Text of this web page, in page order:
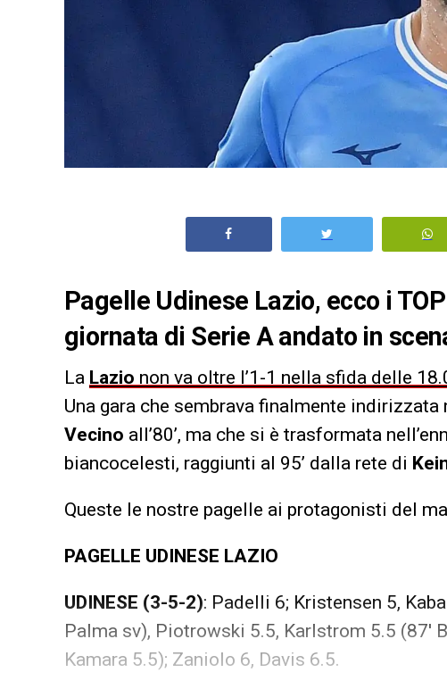
Pagelle Udinese Lazio, ecco i
giornata di Serie A andato in
La Lazio non va oltre l’1-1 nella sfida delle
Una gara che sembrava finalmente
Vecino all’80’, ma che si è trasformata
biancocelesti, raggiunti al 95’ dalla rete di
Queste le nostre pagelle ai protagonisti del
PAGELLE UDINESE LAZIO
UDINESE (3-5-2): Padelli 6; Kristensen 5,
Palma sv), Piotrowski 5.5, Karlstrom 5.5 (87′
Kamara 5.5); Zaniolo 6, Davis 6.5.